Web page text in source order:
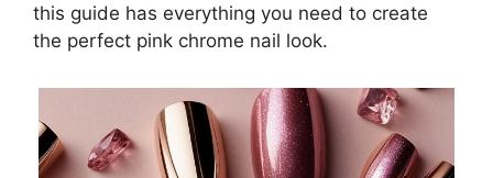
this guide has everything you need to create
the perfect pink chrome nail look.